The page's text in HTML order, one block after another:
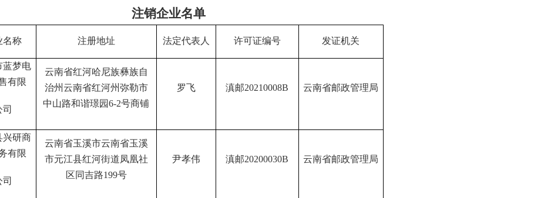
注销企业名单
名称 注册地址 法定代表人 许可证编号 发证机关
蓝梦电
有限
司
云南省红河哈尼族彝族自
治州云南省红河州弥勒市
中山路和谐璟园6-2号商铺
罗飞 滇邮20210008B 云南省邮政管理局
兴研商
有限
司
云南省玉溪市云南省玉溪
市元江县红河街道凤凰社
区同吉路199号
尹孝伟 滇邮20200030B 云南省邮政管理局